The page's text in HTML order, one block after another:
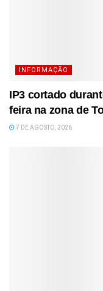
INFORMAÇÃO
IP3 cortado
feira na zona de
7 DE AGOSTO, 2026